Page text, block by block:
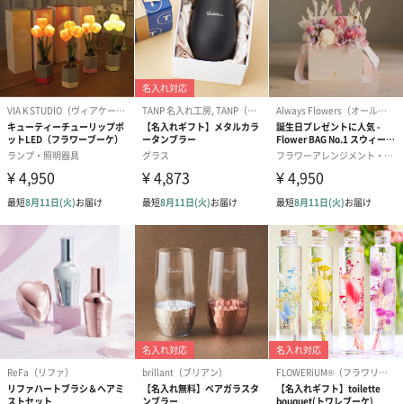
のし
結婚祝い（御結婚御
祝）（110円）
出産祝い（御出産御
祝）（110円）
結婚内祝い（
（110円）
生花
生花のブーケを同梱します。
※9-15時にご注文いただく場合、最短のお届け可能日が通常より
も1日遅くなります。